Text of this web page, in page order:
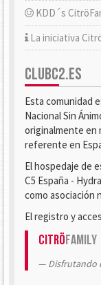
KDD´s
La iniciativa
CLUBC2.ES
Esta comunidad
Nacional Sin
originalmente en
referente en
El hospedaje de
C5 España -
como asociación
El registro y
CitröFamily
Disfrutando